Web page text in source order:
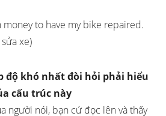
to have my bike repaired.
xe)
độ khó nhất đòi hỏi phải hiểu
cấu trúc này
người nói, bạn cứ đọc lên và thấy